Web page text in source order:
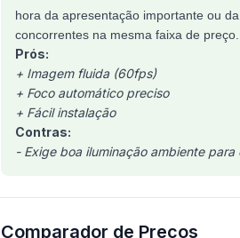
hora da apresentação importante ou
concorrentes na mesma faixa de preço.
Prós:
+ Imagem fluida (60fps)
+ Foco automático preciso
+ Fácil instalação
Contras:
- Exige boa iluminação ambiente
Comparador de Preços